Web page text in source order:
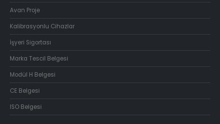
Avan Proje
Kalibrasyonlu Cihazlar
İşyeri Sigortası
Marka Tescil Belgesi
Modül H Belgesi
CE Belgesi
ISO Belgesi